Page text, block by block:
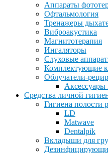
Аппараты
Офтальмология
Тренажеры
Виброакустика
Магнитотерапия
Ингаляторы
Слуховые
Комплектующие к
Облучатели-
Аксессуары
Средства личной
Гигиена полости
LD
Matwave
Dentalpik
Вкладыши для